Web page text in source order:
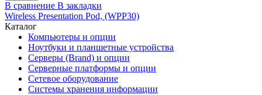
В сравнение В закладки
Wireless Presentation Pod, (WPP30)
Каталог
Компьютеры и опции
Ноутбуки и планшетные устройства
Серверы (Brand) и опции
Серверные платформы и опции
Сетевое оборудование
Системы хранения информации